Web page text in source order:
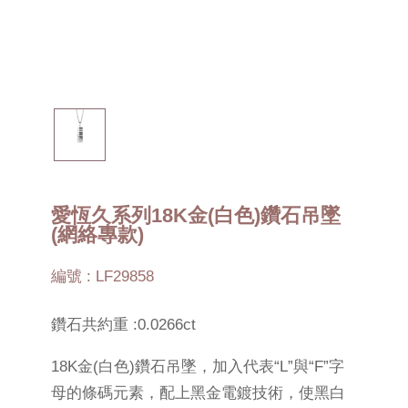
愛恆久系列18K金(白色)鑽石吊墜
(網絡專款)
編號 : LF29858
鑽石共約重 :0.0266ct
18K金(白色)鑽石吊墜，加入代表“L”與“F”字
母的條碼元素，配上黑金電鍍技術，使黑白